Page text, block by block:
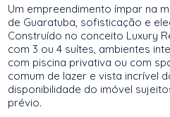
Um empreendimento ímpar na
de Guaratuba, sofisticação e
Construído no conceito Luxury
com 3 ou 4 suítes, ambientes
com piscina privativa ou com
comum de lazer e vista incrível
disponibilidade do imóvel
prévio.